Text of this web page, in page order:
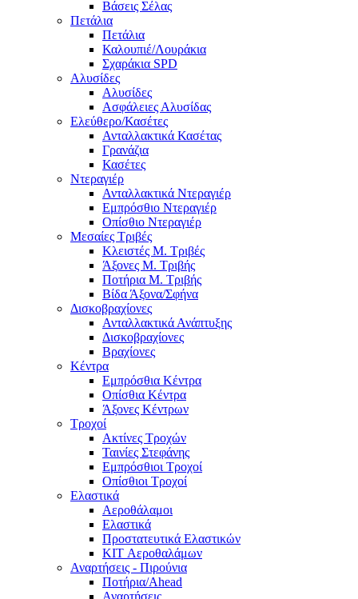
Βάσεις Σέλας
Πετάλια
Πετάλια
Καλουπιέ/Λουράκια
Σχαράκια SPD
Αλυσίδες
Αλυσίδες
Ασφάλειες Αλυσίδας
Ελεύθερο/Κασέτες
Ανταλλακτικά Κασέτας
Γρανάζια
Κασέτες
Ντεραγιέρ
Ανταλλακτικά Ντεραγιέρ
Εμπρόσθιο Ντεραγιέρ
Οπίσθιο Ντεραγιέρ
Μεσαίες Τριβές
Κλειστές Μ. Τριβές
Άξονες Μ. Τριβής
Ποτήρια Μ. Τριβής
Βίδα Άξονα/Σφήνα
Δισκοβραχίονες
Ανταλλακτικά Ανάπτυξης
Δισκοβραχίονες
Βραχίονες
Κέντρα
Εμπρόσθια Κέντρα
Οπίσθια Κέντρα
Άξονες Κέντρων
Τροχοί
Ακτίνες Τροχών
Ταινίες Στεφάνης
Εμπρόσθιοι Τροχοί
Οπίσθιοι Τροχοί
Ελαστικά
Αεροθάλαμοι
Ελαστικά
Προστατευτικά Ελαστικών
KIT Αεροθαλάμων
Αναρτήσεις - Πιρούνια
Ποτήρια/Ahead
Αναρτήσεις